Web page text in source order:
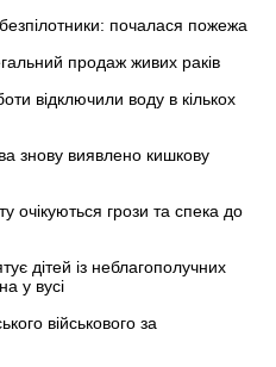
почалася пожежа
продаж живих раків
відключили воду в кількох
знову виявлено кишкову
очікуються грози та спека до
дітей із неблагополучних
у вусі
військового за